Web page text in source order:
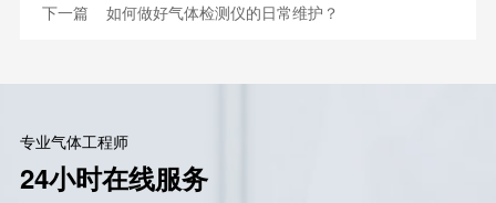
下一篇 如何做好气体检测仪的日常维护？
专业气体工程师
24小时在线服务